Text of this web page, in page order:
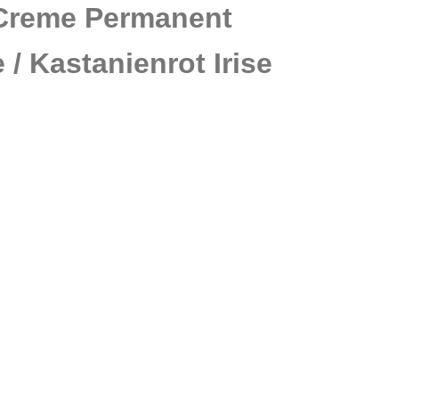
Permanent
/ Kastanienrot Irise